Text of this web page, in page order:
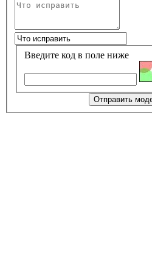
Введите код в поле ниже
Отправить